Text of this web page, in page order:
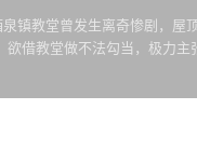
张重开。 九叔拗不过众人，只好